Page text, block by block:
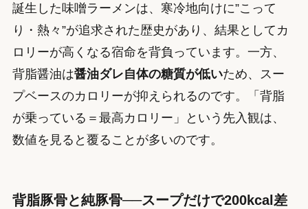
誕生した味噌ラーメンは、寒冷地向けに”こって
り・熱々”が追求された歴史があり、結果としてカ
ロリーが高くなる宿命を背負っています。一方、
背脂醤油は醤油ダレ自体の糖質が低いため、スー
プベースのカロリーが抑えられるのです。「背脂
が乗っている＝最高カロリー」という先入観は、
数値を見ると覆ることが多いのです。
背脂豚骨と純豚骨──スープだけで200kcal差